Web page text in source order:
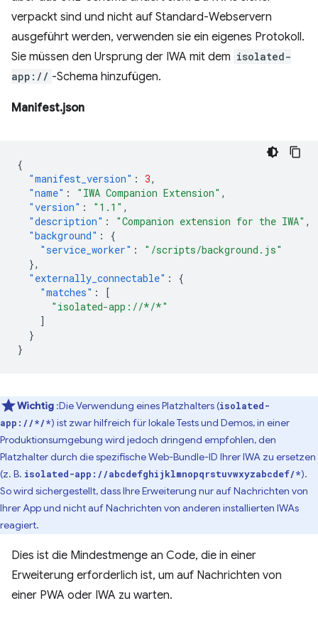
verpackt sind und nicht auf Standard-Webservern
ausgeführt werden, verwenden sie ein eigenes Protokoll.
Sie müssen den Ursprung der IWA mit dem isolated-
app:// -Schema hinzufügen.
Manifest.json
{
"manifest_version" : 3,
"name" : "IWA Companion Extension" ,
"version" : "1.1" ,
"description" : "Companion extension for the IWA" ,
"background" :
{
"service_worker" :
"/scripts/background.js"
},
"externally_connectable" :
{
"matches" :
[
"isolated-app://*/*"
]
}
}
Wichtig :Die Verwendung eines Platzhalters (isolated-
app://*/*) ist zwar hilfreich für lokale Tests und Demos, in einer
Produktionsumgebung wird jedoch dringend empfohlen, den
Platzhalter durch die spezifische Web-Bundle-ID Ihrer IWA zu ersetzen
(z. B. isolated-app://abcdefghijklmnopqrstuvwxyzabcdef/*).
So wird sichergestellt, dass Ihre Erweiterung nur auf Nachrichten von
Ihrer App und nicht auf Nachrichten von anderen installierten IWAs
reagiert.
Dies ist die Mindestmenge an Code, die in einer
Erweiterung erforderlich ist, um auf Nachrichten von
einer PWA oder IWA zu warten.